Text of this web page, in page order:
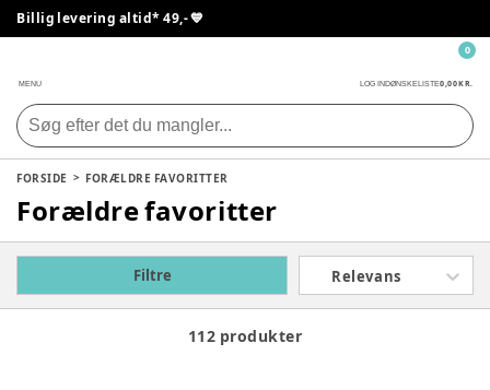
Billig levering altid* 49,- 💙
MENU LOG INDØNSKELISTE0,00 KR.
0
FORSIDE FORÆLDRE FAVORITTER
Forældre favoritter
Filtre Relevans
112 produkter